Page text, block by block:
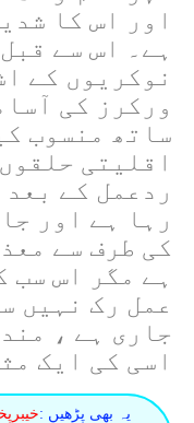
اور اس کا
ہے۔ اس سے
نوکریوں کے
ورکرز کی
ساتھ منسوب
اقلیتی
ردعمل کے
رہا ہے اور
کی طرف سے
ہے مگر اس سب
عمل رک نہیں
جاری ہے ،
اسی کی ایک
یہ بھی پڑھیں :